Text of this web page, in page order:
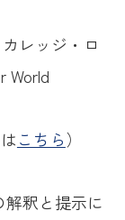
レッジ・ロ
World
こちら）
釈と提示に